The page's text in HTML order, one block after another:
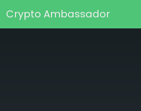
Main Navigation
Crypto Ambassador